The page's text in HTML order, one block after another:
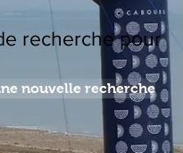
recherche pour
nouvelle recherche